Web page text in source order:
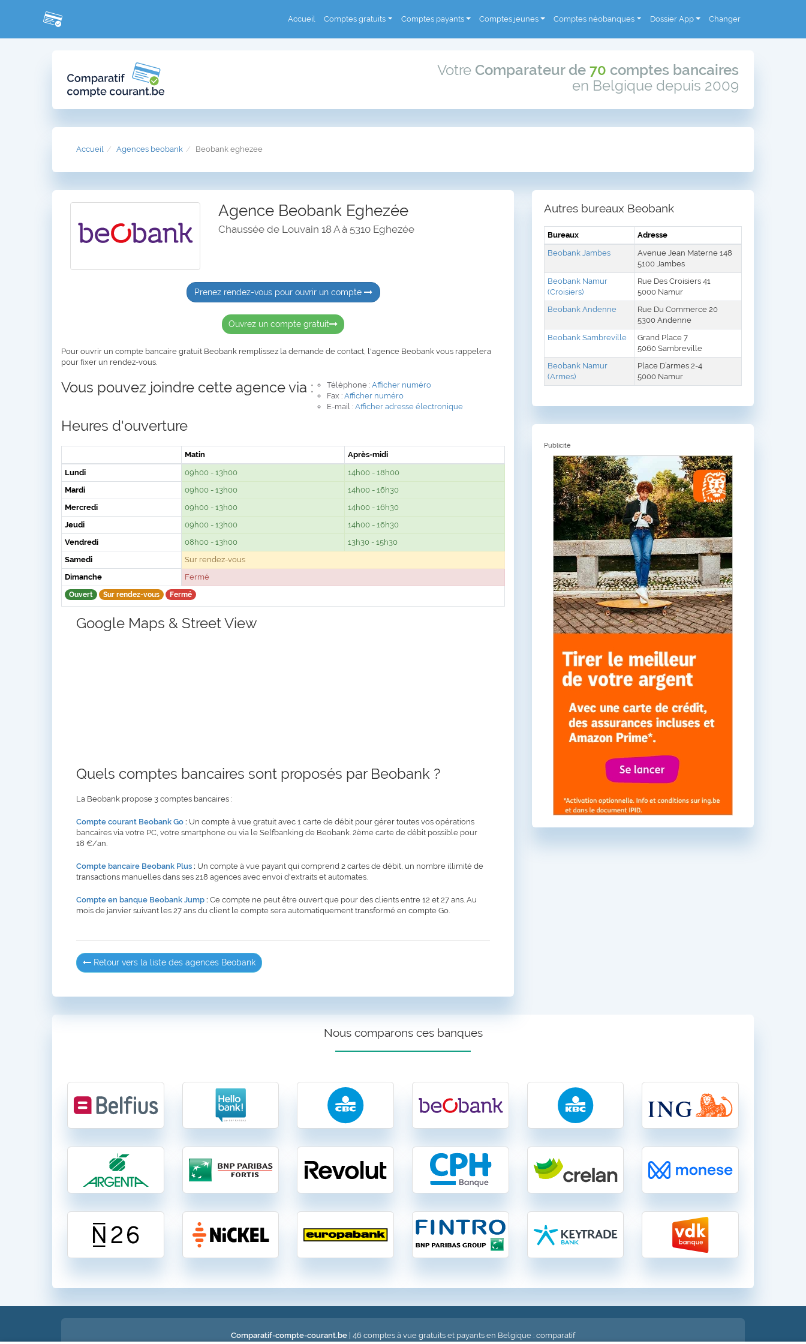
Accueil Comptes gratuits Comptes payants Comptes jeunes Comptes néobanques Dossier App Changer
Votre Comparateur de 70 comptes bancaires
en Belgique depuis 2009
Accueil Agences beobank Beobank eghezee
Agence Beobank Eghezée
Chaussée de Louvain 18 A à 5310 Eghezée
Prenez rendez-vous pour ouvrir un compte
Ouvrez un compte gratuit
Pour ouvrir un compte bancaire gratuit Beobank remplissez la demande de contact, l'agence Beobank vous rappelera
pour fixer un rendez-vous.
Vous pouvez joindre cette agence via : Téléphone : Afficher numéro
Fax : Afficher numéro
E-mail : Afficher adresse électronique
Heures d'ouverture
Matin
Après-midi
Lundi
09h00 - 13h00
14h00 - 18h00
Mardi
09h00 - 13h00
14h00 - 16h30
Mercredi
09h00 - 13h00
14h00 - 16h30
Jeudi
09h00 - 13h00
14h00 - 16h30
Vendredi
08h00 - 13h00
13h30 - 15h30
Samedi
Sur rendez-vous
Dimanche
Fermé
Ouvert Sur rendez-vous Fermé
Google Maps & Street View
Quels comptes bancaires sont proposés par Beobank ?
La Beobank propose 3 comptes bancaires :
Compte courant Beobank Go : Un compte à vue gratuit avec 1 carte de débit pour gérer toutes vos opérations
bancaires via votre PC, votre smartphone ou via le Selfbanking de Beobank. 2ème carte de débit possible pour
18 €/an.
Compte bancaire Beobank Plus : Un compte à vue payant qui comprend 2 cartes de débit, un nombre illimité de
transactions manuelles dans ses 218 agences avec envoi d'extraits et automates.
Compte en banque Beobank Jump : Ce compte ne peut être ouvert que pour des clients entre 12 et 27 ans. Au
mois de janvier suivant les 27 ans du client le compte sera automatiquement transformé en compte Go.
Retour vers la liste des agences Beobank
Autres bureaux Beobank
Bureaux
Adresse
Beobank Jambes
Avenue Jean Materne 148
5100 Jambes
Beobank Namur
(Croisiers)
Rue Des Croisiers 41
5000 Namur
Beobank Andenne
Rue Du Commerce 20
5300 Andenne
Beobank Sambreville
Grand Place 7
5060 Sambreville
Beobank Namur
(Armes)
Place D’armes 2-4
5000 Namur
Publicité
Nous comparons ces banques
Comparatif-compte-courant.be | 46 comptes à vue gratuits et payants en Belgique : comparatif